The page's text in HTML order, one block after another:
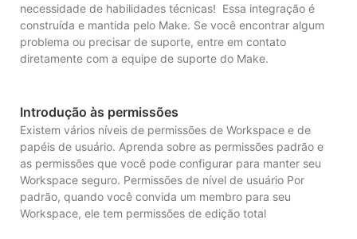
necessidade de habilidades técnicas! Essa integração é
construída e mantida pelo Make. Se você encontrar algum
problema ou precisar de suporte, entre em contato
diretamente com a equipe de suporte do Make.
Introdução às permissões
Existem vários níveis de permissões de Workspace e de
papéis de usuário. Aprenda sobre as permissões padrão e
as permissões que você pode configurar para manter seu
Workspace seguro. Permissões de nível de usuário Por
padrão, quando você convida um membro para seu
Workspace, ele tem permissões de edição total